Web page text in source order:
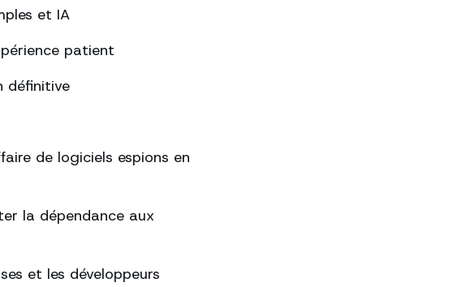
et IA
patient
définitive
de logiciels espions en
la dépendance aux
et les développeurs